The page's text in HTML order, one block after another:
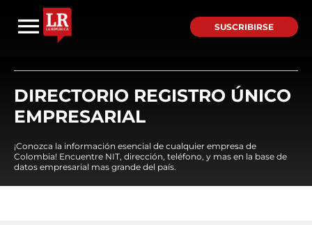
SUSCRIBIRSE
DIRECTORIO REGISTRO ÚNICO
EMPRESARIAL
¡Conozca la información esencial de cualquier empresa de
Colombia! Encuentre NIT, dirección, teléfono, y mas en la base de
datos empresarial mas grande del país.